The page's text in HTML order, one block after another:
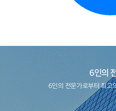
6인의
6인의 전문가로부터 최고